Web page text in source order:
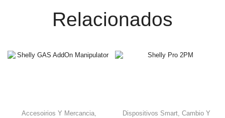
Relacionados
Accesoirios Y Mercancia,
Dispositivos Smart, Cambio Y